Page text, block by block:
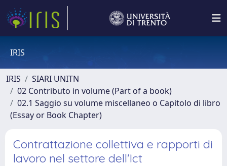
IRIS
IRIS
SIARI UNITN
02 Contributo in volume (Part of a book)
02.1 Saggio su volume miscellaneo o Capitolo di libro
(Essay or Book Chapter)
Contrattazione collettiva e rapporti di
lavoro nel settore dell'Ict